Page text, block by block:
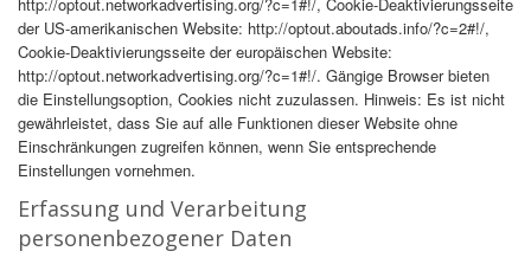
der US-amerikanischen Website: http://optout.aboutads.info/?c=2#!/,
Cookie-Deaktivierungsseite der europäischen Website:
http://optout.networkadvertising.org/?c=1#!/. Gängige Browser bieten
die Einstellungsoption, Cookies nicht zuzulassen. Hinweis: Es ist nicht
gewährleistet, dass Sie auf alle Funktionen dieser Website ohne
Einschränkungen zugreifen können, wenn Sie entsprechende
Einstellungen vornehmen.
Erfassung und Verarbeitung
personenbezogener Daten